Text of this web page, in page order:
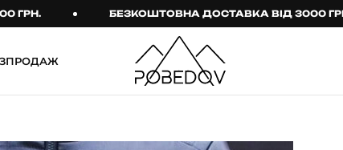
БЕЗКОШТОВНА ДОСТАВКА ВІД 3000 ГРН.